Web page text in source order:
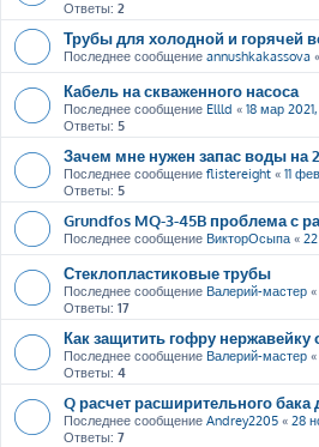
Ответы: 2
Трубы для холодной и горячей
Последнее сообщение annushkakassova «
Кабель на скваженного насоса
Последнее сообщение Ellld « 18 мар
Ответы: 5
Зачем мне нужен запас воды на
Последнее сообщение flistereight « 11
Ответы: 5
Grundfos MQ-3-45B проблема с
Последнее сообщение ВикторОсыпа «
Стеклопластиковые трубы
Последнее сообщение Валерий-мастер «
Ответы: 17
Как защитить гофру нержавейку
Последнее сообщение Валерий-мастер «
Ответы: 4
Q расчет расширительного
Последнее сообщение Andrey2205 « 28
Ответы: 7